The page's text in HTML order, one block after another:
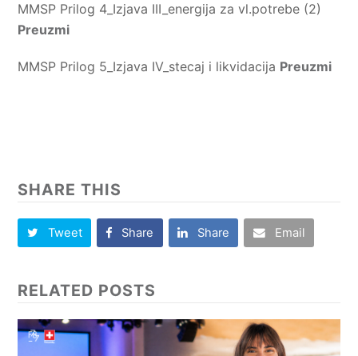
MMSP Prilog 4_Izjava III_energija za vl.potrebe (2)
Preuzmi
MMSP Prilog 5_Izjava IV_stecaj i likvidacija Preuzmi
SHARE THIS
Tweet Share Share Email
RELATED POSTS